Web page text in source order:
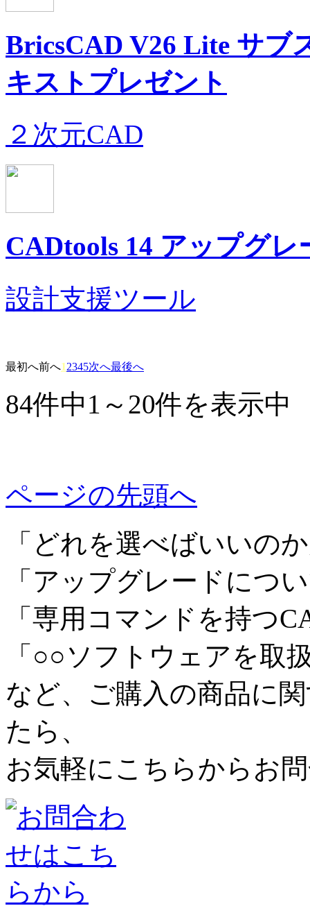
BricsCAD V26 Lite サブ
キストプレゼント
２次元CAD
CADtools 14 アップグレ
設計支援ツール
最初へ前へ12345次へ最後へ
84件中1～20件を表示中
ページの先頭へ
「どれを選べばいいの
「アップグレードにつ
「専用コマンドを持つ
「○○ソフトウェアを取
など、ご購入の商品に
たら、
お気軽にこちらからお